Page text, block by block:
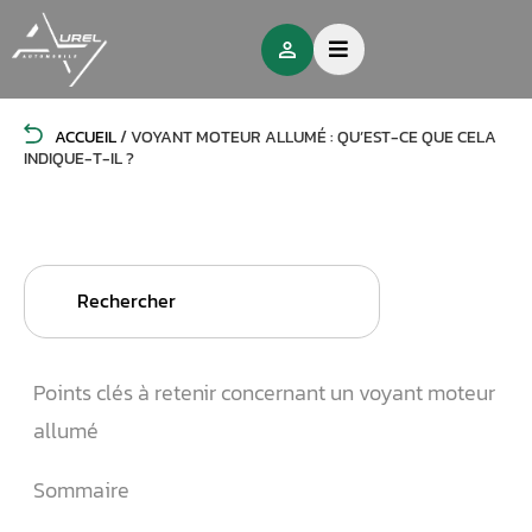
ACCUEIL/VOYANT MOTEUR ALLUMÉ : QU’EST-CE QUE CELA
INDIQUE-T-IL ?
Search
Points clés à retenir concernant un voyant moteur
allumé
Sommaire